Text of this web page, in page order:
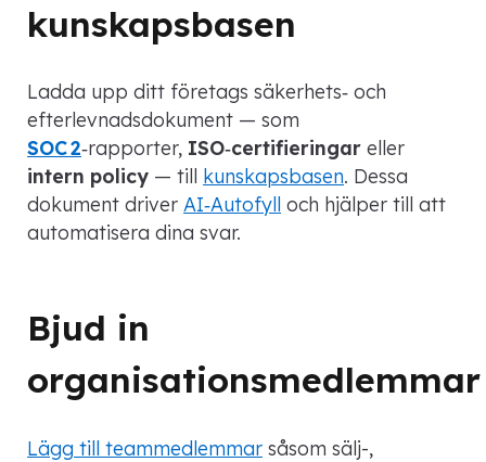
kunskapsbasen
Ladda upp ditt företags säkerhets‑ och
efterlevnadsdokument — som
SOC 2‑rapporter, ISO‑certifieringar eller
intern policy — till kunskapsbasen. Dessa
dokument driver AI‑Autofyll och hjälper till att
automatisera dina svar.
Bjud in
organisationsmedlemmar
Lägg till teammedlemmar såsom sälj-,